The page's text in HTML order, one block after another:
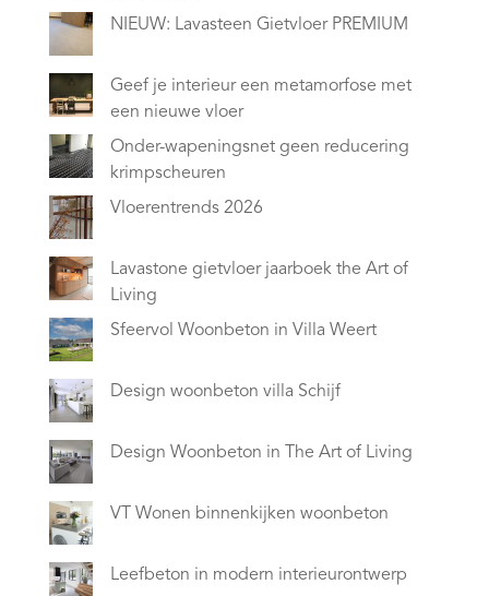
NIEUW: Lavasteen Gietvloer PREMIUM
Geef je interieur een metamorfose met
een nieuwe vloer
Onder-wapeningsnet geen reducering
krimpscheuren
Vloerentrends 2026
Lavastone gietvloer jaarboek the Art of
Living
Sfeervol Woonbeton in Villa Weert
Design woonbeton villa Schijf
Design Woonbeton in The Art of Living
VT Wonen binnenkijken woonbeton
Leefbeton in modern interieurontwerp